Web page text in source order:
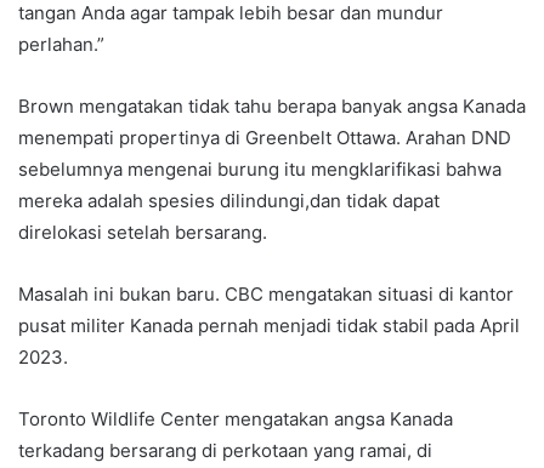
tangan Anda agar tampak lebih besar dan mundur
perlahan.”
Brown mengatakan tidak tahu berapa banyak angsa Kanada
menempati propertinya di Greenbelt Ottawa. Arahan DND
sebelumnya mengenai burung itu mengklarifikasi bahwa
mereka adalah spesies dilindungi,dan tidak dapat
direlokasi setelah bersarang.
Masalah ini bukan baru. CBC mengatakan situasi di kantor
pusat militer Kanada pernah menjadi tidak stabil pada April
2023.
Toronto Wildlife Center mengatakan angsa Kanada
terkadang bersarang di perkotaan yang ramai, di